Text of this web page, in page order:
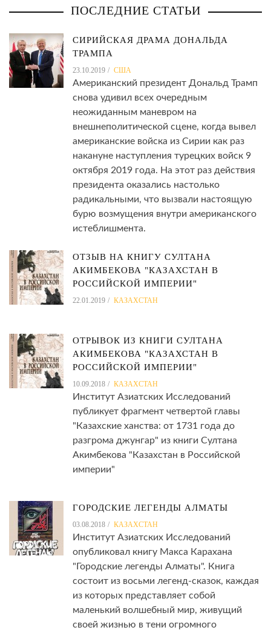
ПОСЛЕДНИЕ СТАТЬИ
СИРИЙСКАЯ ДРАМА ДОНАЛЬДА
ТРАМПА
23.10.2019 США
Американский президент Дональд Трамп
снова удивил всех очередным
неожиданным маневром на
внешнеполитической сцене, когда вывел
американские войска из Сирии как раз
накануне наступления турецких войск 9
октября 2019 года. На этот раз действия
президента оказались настолько
радикальными, что вызвали настоящую
бурю возмущения внутри американского
истеблишмента.
ОТЗЫВ НА КНИГУ СУЛТАНА
АКИМБЕКОВА "КАЗАХСТАН В
РОССИЙСКОЙ ИМПЕРИИ"
22.01.2019 КАЗАХСТАН
ОТРЫВОК ИЗ КНИГИ СУЛТАНА
АКИМБЕКОВА "КАЗАХСТАН В
РОССИЙСКОЙ ИМПЕРИИ"
10.09.2018 КАЗАХСТАН
Институт Азиатских Исследований
публикует фрагмент четвертой главы
"Казахские ханства: от 1731 года до
разгрома джунгар" из книги Султана
Акимбекова "Казахстан в Российской
империи"
ГОРОДСКИЕ ЛЕГЕНДЫ АЛМАТЫ
03.08.2018 КАЗАХСТАН
Институт Азиатских Исследований
опубликовал книгу Макса Карахана
"Городские легенды Алматы". Книга
состоит из восьми легенд-сказок, каждая
из которых представляет собой
маленький волшебный мир, живущий
своей жизнью в тени огромного